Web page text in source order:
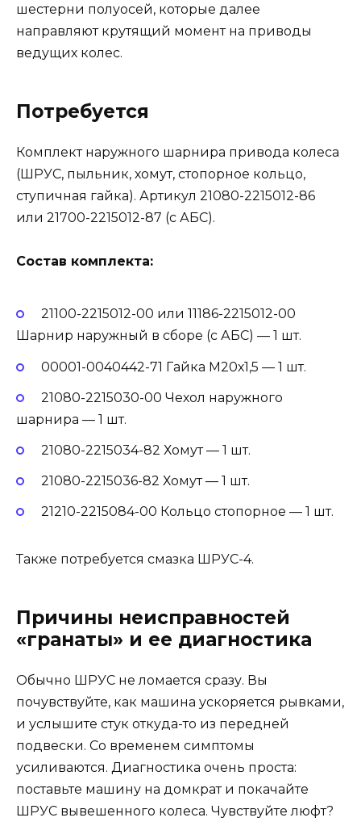
шестерни полуосей, которые далее
направляют крутящий момент на приводы
ведущих колес.
Потребуется
Комплект наружного шарнира привода колеса
(ШРУС, пыльник, хомут, стопорное кольцо,
ступичная гайка). Артикул 21080-2215012-86
или 21700-2215012-87 (с АБС).
Состав комплекта:
21100-2215012-00 или 11186-2215012-00
Шарнир наружный в сборе (с АБС) — 1 шт.
00001-0040442-71 Гайка М20х1,5 — 1 шт.
21080-2215030-00 Чехол наружного
шарнира — 1 шт.
21080-2215034-82 Хомут — 1 шт.
21080-2215036-82 Хомут — 1 шт.
21210-2215084-00 Кольцо стопорное — 1 шт.
Также потребуется смазка ШРУС-4.
Причины неисправностей
«гранаты» и ее диагностика
Обычно ШРУС не ломается сразу. Вы
почувствуйте, как машина ускоряется рывками,
и услышите стук откуда-то из передней
подвески. Со временем симптомы
усиливаются. Диагностика очень проста:
поставьте машину на домкрат и покачайте
ШРУС вывешенного колеса. Чувствуйте люфт?